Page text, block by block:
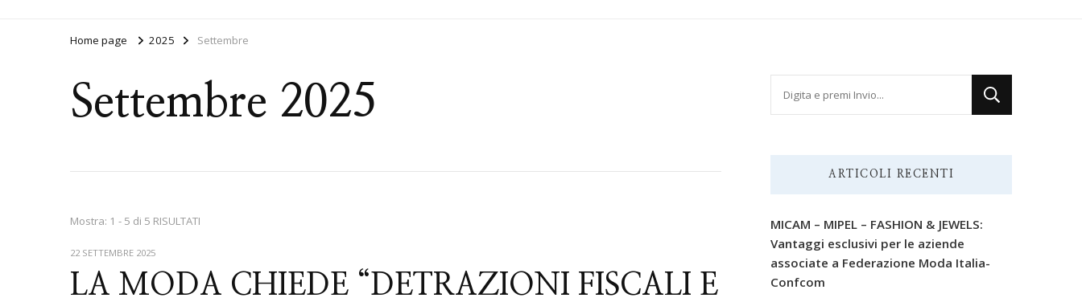
Home page 2025 Settembre
Settembre 2025
Mostra: 1 - 5 di 5 RISULTATI
22 SETTEMBRE 2025
LA MODA CHIEDE “DETRAZIONI FISCALI E
ARTICOLI RECENTI
MICAM – MIPEL – FASHION & JEWELS:
Vantaggi esclusivi per le aziende
associate a Federazione Moda Italia-
Confcom